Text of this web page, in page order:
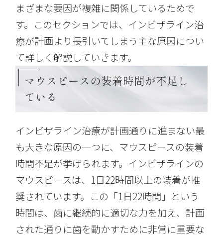
まざまな要因が複雑に関係しているためで
す。このセクションでは、インビザライン治
療が計画より長引いてしまう主な原因につい
て詳しく解説していきます。
マウスピースの装着時間が不足し
ている
インビザライン治療が計画通りに進まない最
も大きな原因の一つに、マウスピースの装着
時間不足が挙げられます。インビザラインの
マウスピースは、1日22時間以上の装着が推
奨されています。この「1日22時間」という
時間は、歯に継続的に適切な力を加え、計画
された通りに歯を動かすために非常に重要な